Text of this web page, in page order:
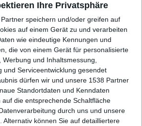
Ihre Privatsphäre
speichern und/oder greifen auf
auf einem Gerät zu und verarbeiten
wie eindeutige Kennungen und
die von einem Gerät für personalisierte
Werbung und Inhaltsmessung,
und Serviceentwicklung gesendet
dürfen wir und unsere 1538 Partner
Standortdaten und Kenndaten
die entsprechende Schaltfläche
durch uns und unsere